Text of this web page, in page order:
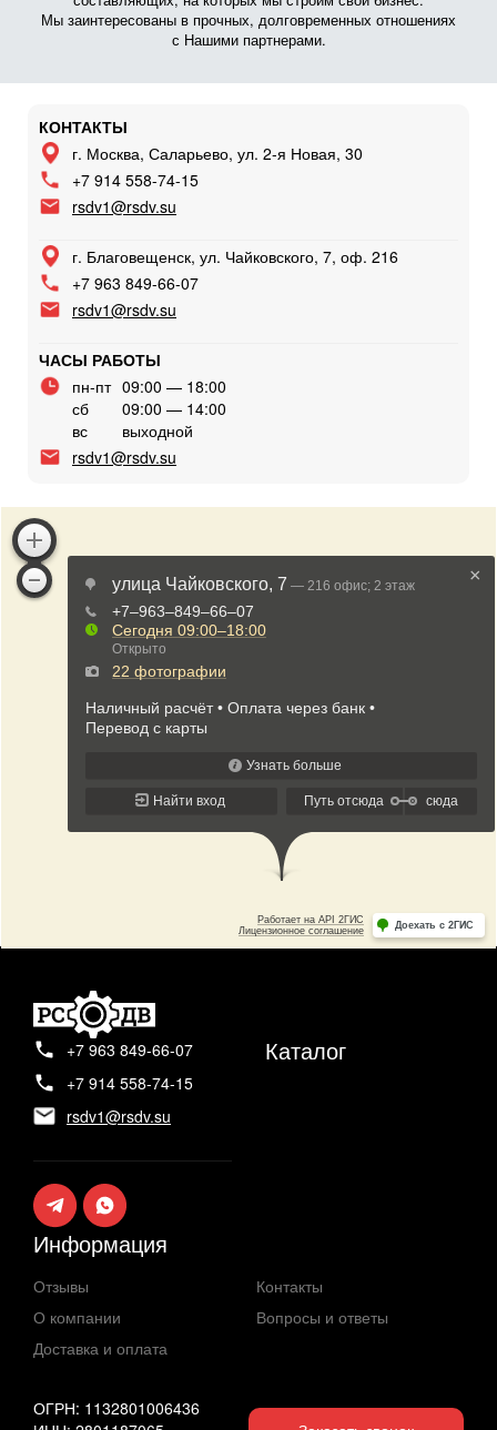
Мы заинтересованы в прочных, долговременных отношениях
с Нашими партнерами.
КОНТАКТЫ
г. Москва, Саларьево, ул. 2-я Новая, 30
+7 914 558-74-15
rsdv1@rsdv.su
г. Благовещенск, ул. Чайковского, 7, оф. 216
+7 963 849-66-07
rsdv1@rsdv.su
ЧАСЫ РАБОТЫ
пн-пт 09:00 — 18:00
сб
09:00 — 14:00
вс
выходной
rsdv1@rsdv.su
ОГРН: 1132801006436
+7 963 849-66-07
+7 914 558-74-15
rsdv1@rsdv.su
Каталог
Информация
Отзывы
О компании
Доставка и оплата
Контакты
Вопросы и ответы